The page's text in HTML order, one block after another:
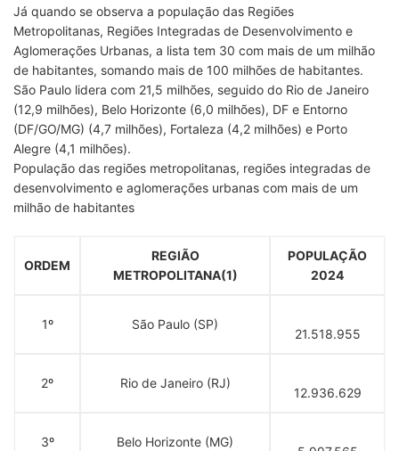
Já quando se observa a população das Regiões
Metropolitanas, Regiões Integradas de Desenvolvimento e
Aglomerações Urbanas, a lista tem 30 com mais de um milhão
de habitantes, somando mais de 100 milhões de habitantes.
São Paulo lidera com 21,5 milhões, seguido do Rio de Janeiro
(12,9 milhões), Belo Horizonte (6,0 milhões), DF e Entorno
(DF/GO/MG) (4,7 milhões), Fortaleza (4,2 milhões) e Porto
Alegre (4,1 milhões).
População das regiões metropolitanas, regiões integradas de
desenvolvimento e aglomerações urbanas com mais de um
milhão de habitantes
ORDEM
REGIÃO
METROPOLITANA(1)
POPULAÇÃO
2024
1º São Paulo (SP)
21.518.955
2º Rio de Janeiro (RJ)
12.936.629
3º Belo Horizonte (MG)